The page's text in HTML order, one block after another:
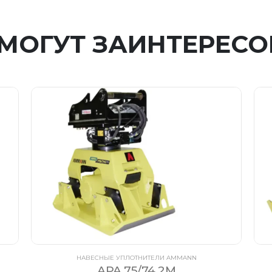
НАВЕСНЫЕ УПЛОТНИТЕЛИ AMMANN